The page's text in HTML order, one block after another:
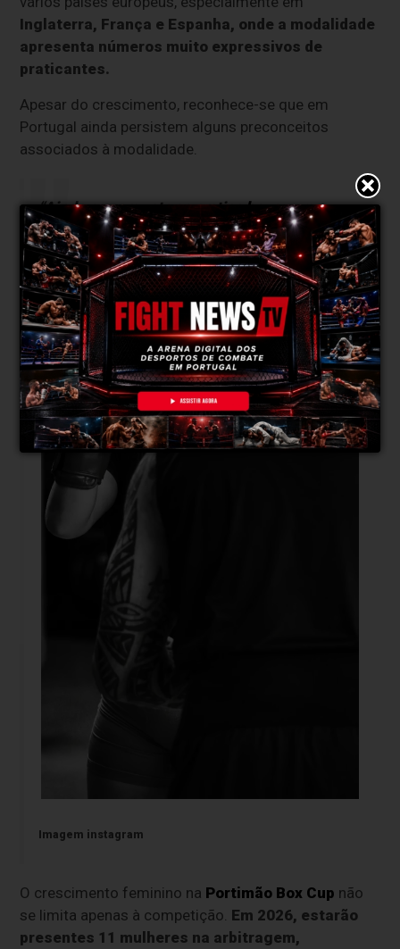
Inglaterra, França e Espanha, onde a modalidade
apresenta números muito expressivos de
praticantes.
Apesar do crescimento, reconhece-se que em
Portugal ainda persistem alguns preconceitos
associados à modalidade.
“Ainda se pergunta se praticaboxecom
alguma admiração, mas facilmente se
desmontam mitos e imagens erradas sobre a
prática da Nobre Arte”,refere a organização.
Imagem instagram
O crescimento feminino na Portimão Box Cup não
se limita apenas à competição. Em 2026, estarão
presentes 11 mulheres na arbitragem,